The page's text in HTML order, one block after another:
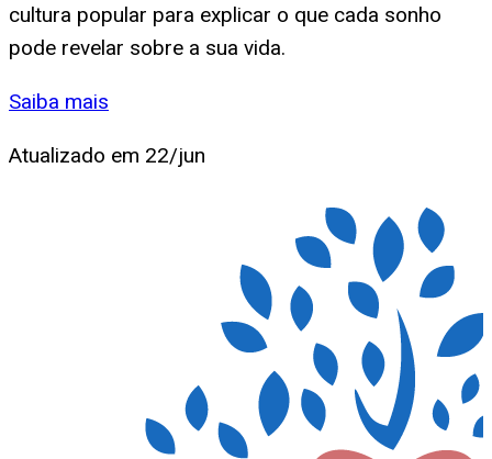
cultura popular para explicar o que cada sonho
pode revelar sobre a sua vida.
Saiba mais
Atualizado em 22/jun